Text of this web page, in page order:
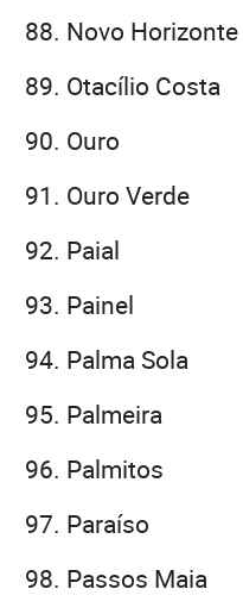
Novo Horizonte
Otacílio Costa
Ouro
Ouro Verde
Paial
Painel
Palma Sola
Palmeira
Palmitos
Paraíso
Passos Maia